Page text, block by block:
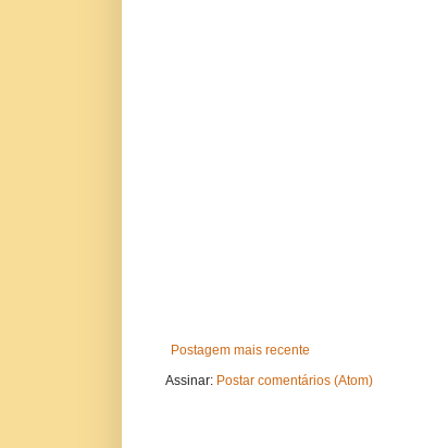
Postagem mais recente
Assinar: Postar comentários (Atom)